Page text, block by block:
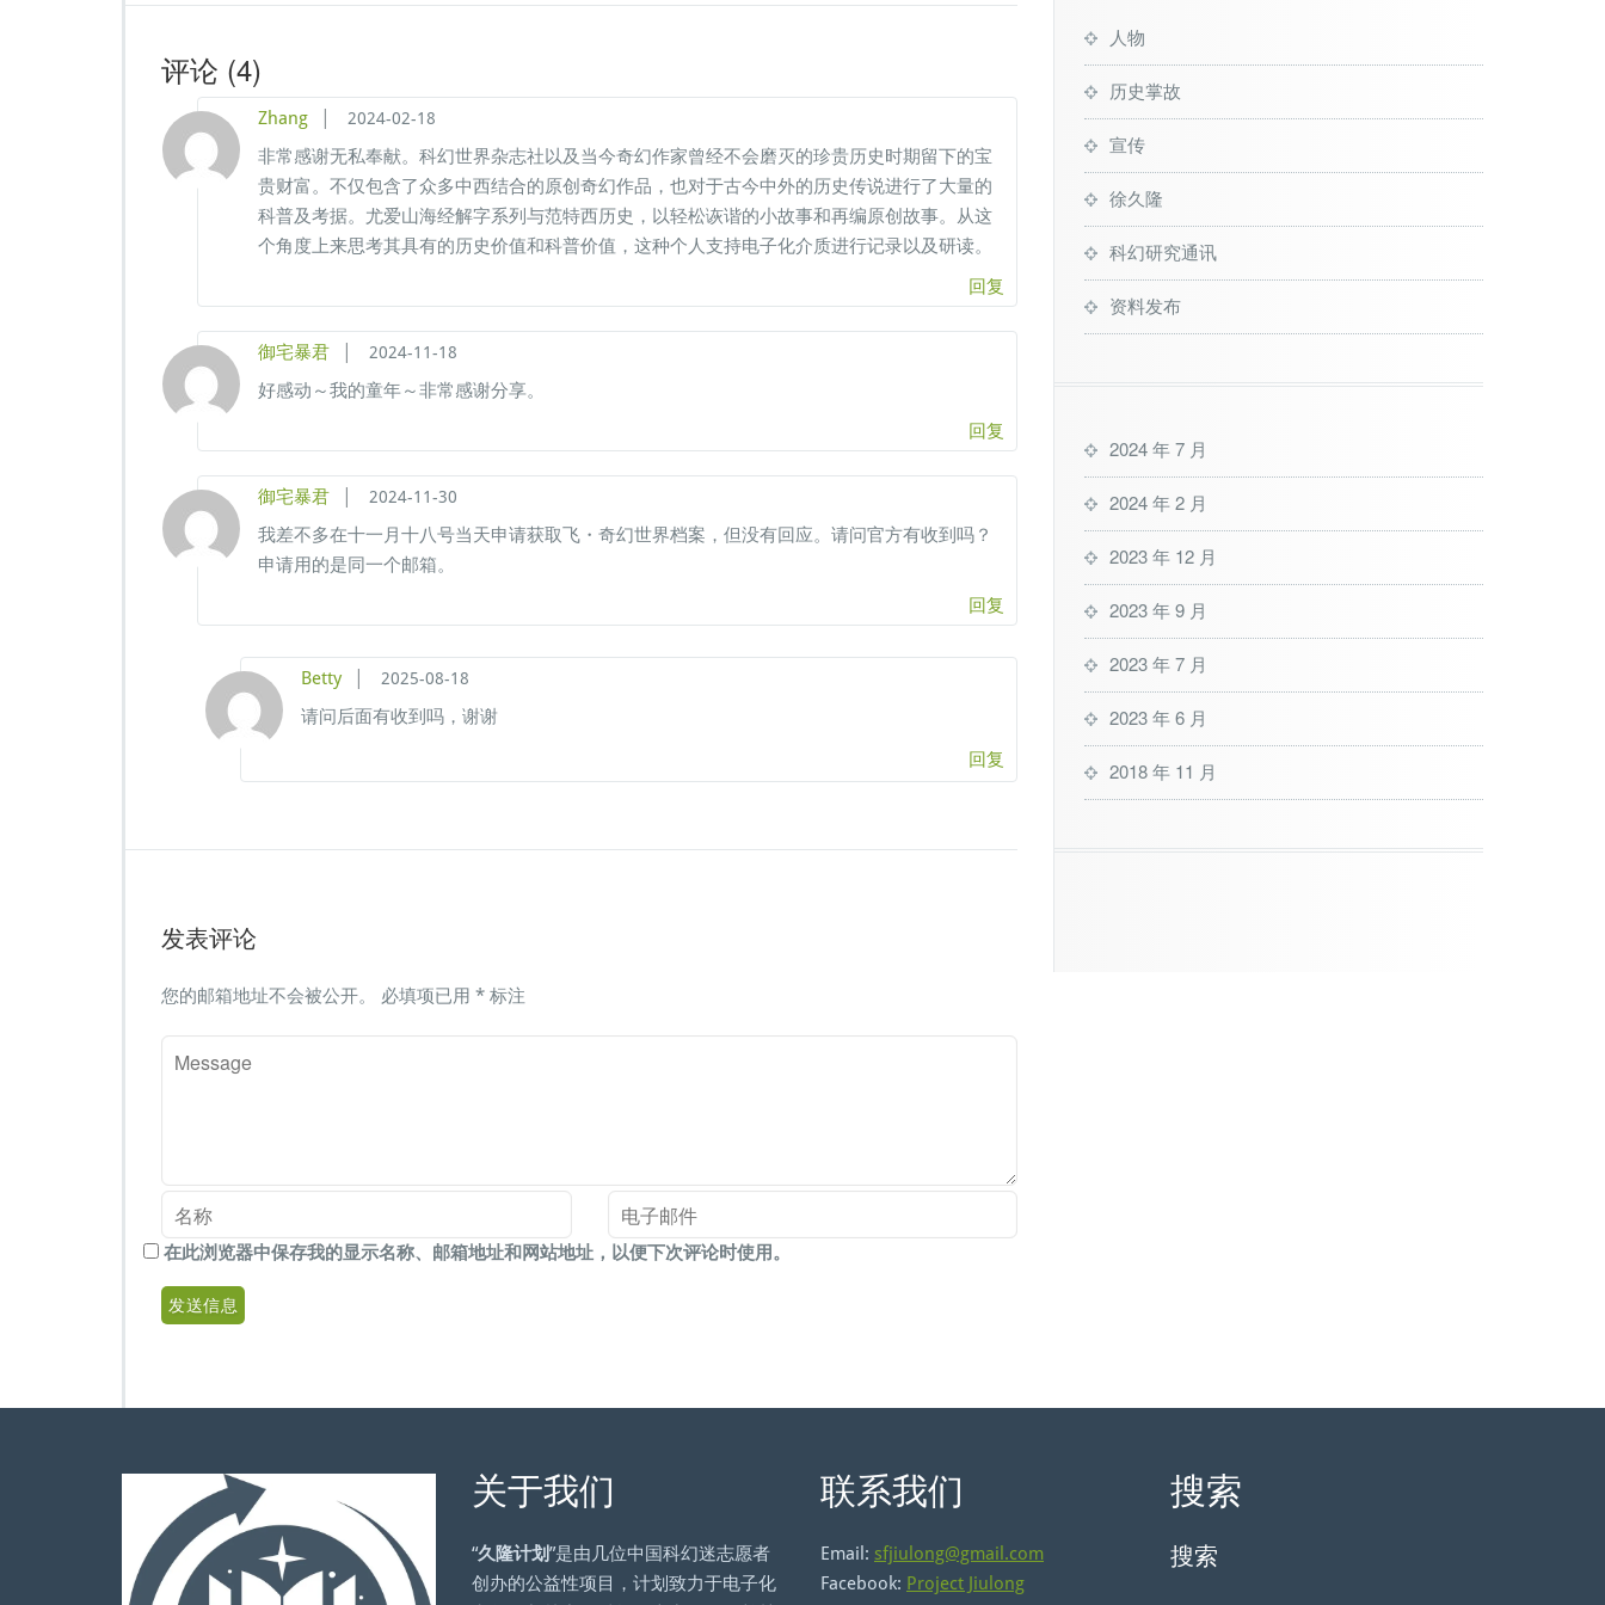
评论 (4)
Zhang 2024-02-18
非常感谢无私奉献。科幻世界杂志社以及当今奇幻作家曾经不会磨灭的珍贵历史时期留下的宝
贵财富。不仅包含了众多中西结合的原创奇幻作品，也对于古今中外的历史传说进行了大量的
科普及考据。尤爱山海经解字系列与范特西历史，以轻松诙谐的小故事和再编原创故事。从这
个角度上来思考其具有的历史价值和科普价值，这种个人支持电子化介质进行记录以及研读。
回复
御宅暴君 2024-11-18
好感动～我的童年～非常感谢分享。
回复
御宅暴君 2024-11-30
我差不多在十一月十八号当天申请获取飞・奇幻世界档案，但没有回应。请问官方有收到吗？
申请用的是同一个邮箱。
回复
Betty 2025-08-18
请问后面有收到吗，谢谢
回复
发表评论
您的邮箱地址不会被公开。 必填项已用 * 标注
在此浏览器中保存我的显示名称、邮箱地址和网站地址，以便下次评论时使用。
人物
历史掌故
宣传
徐久隆
科幻研究通讯
资料发布
2024 年 7 月
2024 年 2 月
2023 年 12 月
2023 年 9 月
2023 年 7 月
2023 年 6 月
2018 年 11 月
关于我们
“久隆计划”是由几位中国科幻迷志愿者
创办的公益性项目，计划致力于电子化
联系我们
Email: sfjiulong@gmail.com
Facebook: Project Jiulong
搜索
搜索